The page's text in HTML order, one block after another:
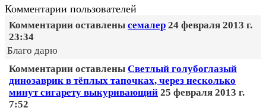
Комментарии пользователей
Комментарии оставлены семалер 24 февраля 2013 г.
23:34
Благо дарю
Комментарии оставлены Светлый голубоглазый
динозаврик в тёплых тапочках, через несколько
минут сигарету выкуривающий 25 февраля 2013 г.
7:52